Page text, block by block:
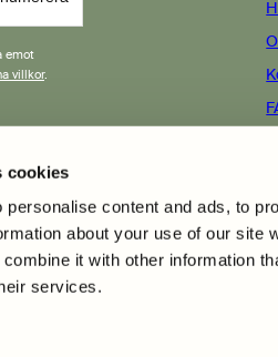
cookies
personalise content and ads, to
about your use of our site
it with other information
services.
emot
villkor.